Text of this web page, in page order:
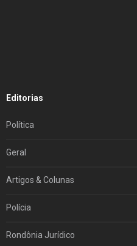
Editorias
Política
Geral
Artigos & Colunas
Polícia
Rondônia Jurídico